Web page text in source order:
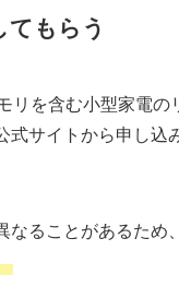
てもらう
リを含む小型家電
式サイトから申し
ることがあるため、